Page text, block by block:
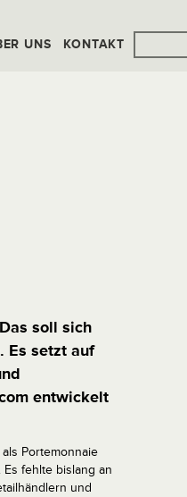
UNS KONTAKT
soll sich
Es setzt auf
entwickelt
Portemonnaie
fehlte bislang an
und